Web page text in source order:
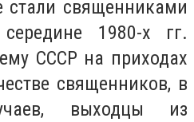
стали священниками
1980-х гг.
СССР на приходах
священников, в
выходцы из